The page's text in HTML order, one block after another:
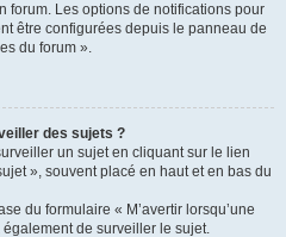
forum. Les options de notifications pour
être configurées depuis le panneau de
du forum ».
des sujets ?
un sujet en cliquant sur le lien
», souvent placé en haut et en bas du
du formulaire « M’avertir lorsqu’une
de surveiller le sujet.